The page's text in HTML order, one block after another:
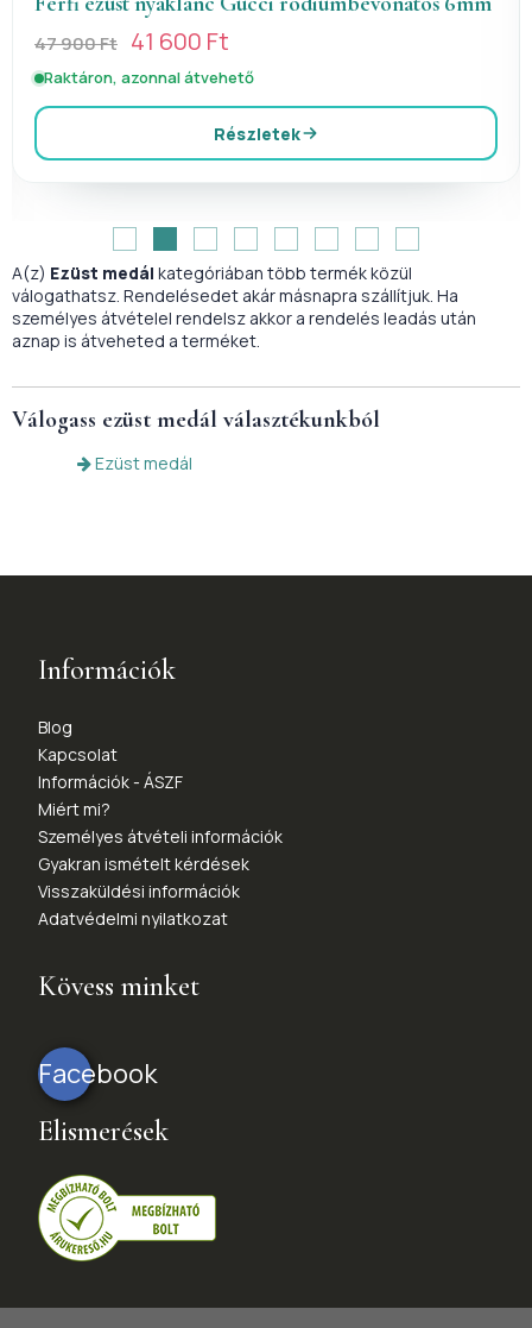
Elefánt mintás ezüst ékszerszett
18 900 Ft
Raktáron, azonnal átvehető
Részletek
A(z) Ezüst medál kategóriában több termék közül
válogathatsz. Rendelésedet akár másnapra szállítjuk. Ha
személyes átvételel rendelsz akkor a rendelés leadás után
aznap is átveheted a terméket.
Válogass ezüst medál választékunkból
Ezüst medál
Információk
Blog
Kapcsolat
Információk - ÁSZF
Miért mi?
Személyes átvételi információk
Gyakran ismételt kérdések
Visszaküldési információk
Adatvédelmi nyilatkozat
Kövess minket
Facebook
Elismerések